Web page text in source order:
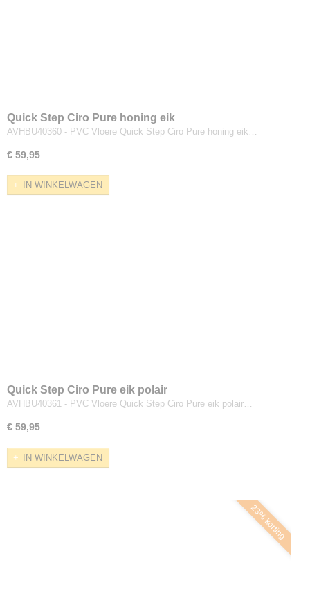
Quick Step Ciro Pure honing eik
AVHBU40360 - PVC Vloere Quick Step Ciro Pure honing eik…
€ 59,95
IN WINKELWAGEN
Quick Step Ciro Pure eik polair
AVHBU40361 - PVC Vloere Quick Step Ciro Pure eik polair…
€ 59,95
IN WINKELWAGEN
23% korting